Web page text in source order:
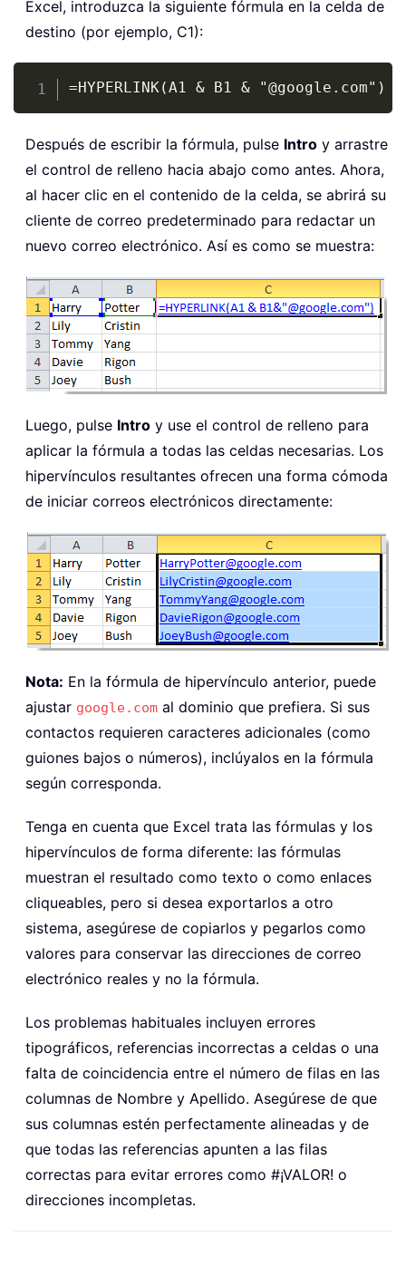
Excel, introduzca la siguiente fórmula en la celda de
destino (por ejemplo, C1):
=HYPERLINK(A1 & B1 & "@google.com")
Después de escribir la fórmula, pulse Intro y arrastre
el control de relleno hacia abajo como antes. Ahora,
al hacer clic en el contenido de la celda, se abrirá su
cliente de correo predeterminado para redactar un
nuevo correo electrónico. Así es como se muestra:
Luego, pulse Intro y use el control de relleno para
aplicar la fórmula a todas las celdas necesarias. Los
hipervínculos resultantes ofrecen una forma cómoda
de iniciar correos electrónicos directamente:
Nota: En la fórmula de hipervínculo anterior, puede
ajustar google.com al dominio que prefiera. Si sus
contactos requieren caracteres adicionales (como
guiones bajos o números), inclúyalos en la fórmula
según corresponda.
Tenga en cuenta que Excel trata las fórmulas y los
hipervínculos de forma diferente: las fórmulas
muestran el resultado como texto o como enlaces
cliqueables, pero si desea exportarlos a otro
sistema, asegúrese de copiarlos y pegarlos como
valores para conservar las direcciones de correo
electrónico reales y no la fórmula.
Los problemas habituales incluyen errores
tipográficos, referencias incorrectas a celdas o una
falta de coincidencia entre el número de filas en las
columnas de Nombre y Apellido. Asegúrese de que
sus columnas estén perfectamente alineadas y de
que todas las referencias apunten a las filas
correctas para evitar errores como #¡VALOR! o
direcciones incompletas.